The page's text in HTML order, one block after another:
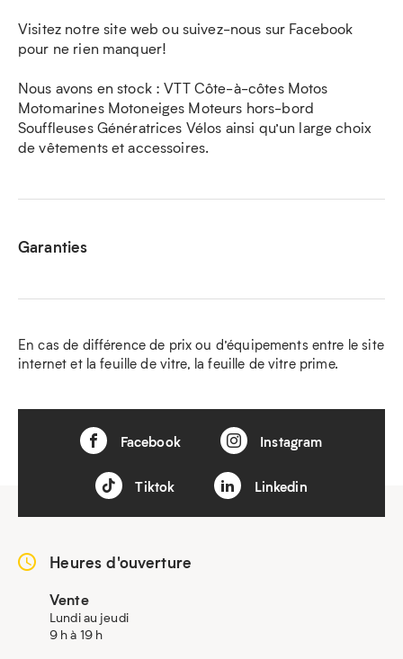
Visitez notre site web ou suivez-nous sur Facebook
pour ne rien manquer!
Nous avons en stock : VTT Côte-à-côtes Motos
Motomarines Motoneiges Moteurs hors-bord
Souffleuses Génératrices Vélos ainsi qu’un large choix
de vêtements et accessoires.
Garanties
En cas de différence de prix ou d’équipements entre le site
internet et la feuille de vitre, la feuille de vitre prime.
Facebook Instagram
Tiktok Linkedin
Heures d'ouverture
Vente
Lundi au jeudi
9 h à 19 h